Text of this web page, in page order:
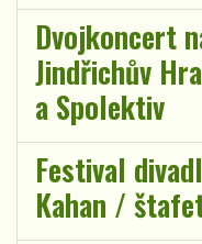
Dvojkoncert
Jindřichův
a Spolektiv
Festival
Kahan /